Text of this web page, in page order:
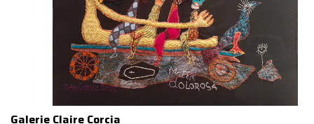
Galerie Claire Corcia